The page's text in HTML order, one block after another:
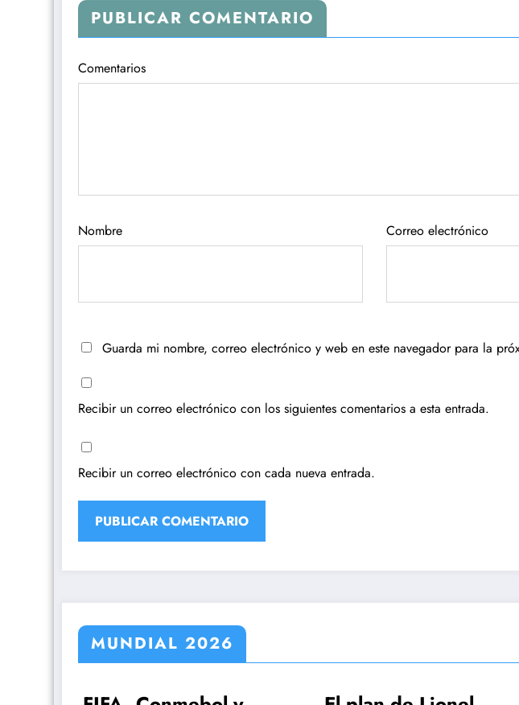
PUBLICAR COMENTARIO
Comentarios
Nombre Correo electrónico
Guarda mi nombre, correo electrónico y web en este navegador para la
Recibir un correo electrónico con los siguientes comentarios a esta entrada.
Recibir un correo electrónico con cada nueva entrada.
MUNDIAL 2026